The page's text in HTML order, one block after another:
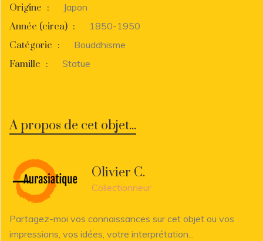
Origine :
Japon
Année (circa) :
1850-1950
Catégorie :
Bouddhisme
Famille : Statue
A propos de cet objet...
Olivier C.
Collectionneur
Partagez-moi vos connaissances sur cet objet ou vos
impressions, vos idées, votre interprétation...